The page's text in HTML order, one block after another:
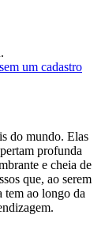
um cadastro
do mundo. Elas
profunda
e cheia de
que, ao serem
tem ao longo da